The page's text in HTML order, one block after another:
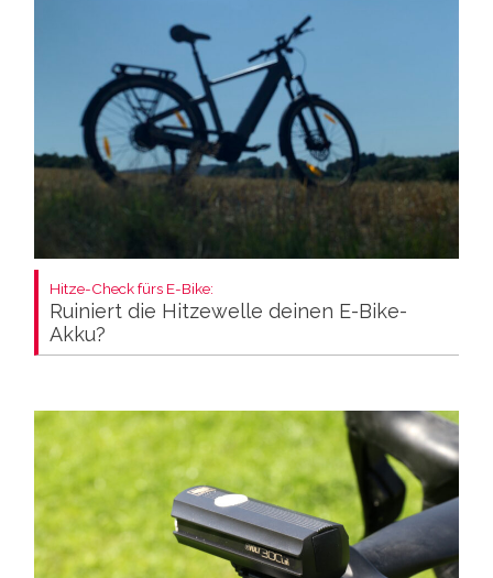
Hitze-Check fürs E-Bike:
Ruiniert die Hitzewelle deinen E-Bike-
Akku?